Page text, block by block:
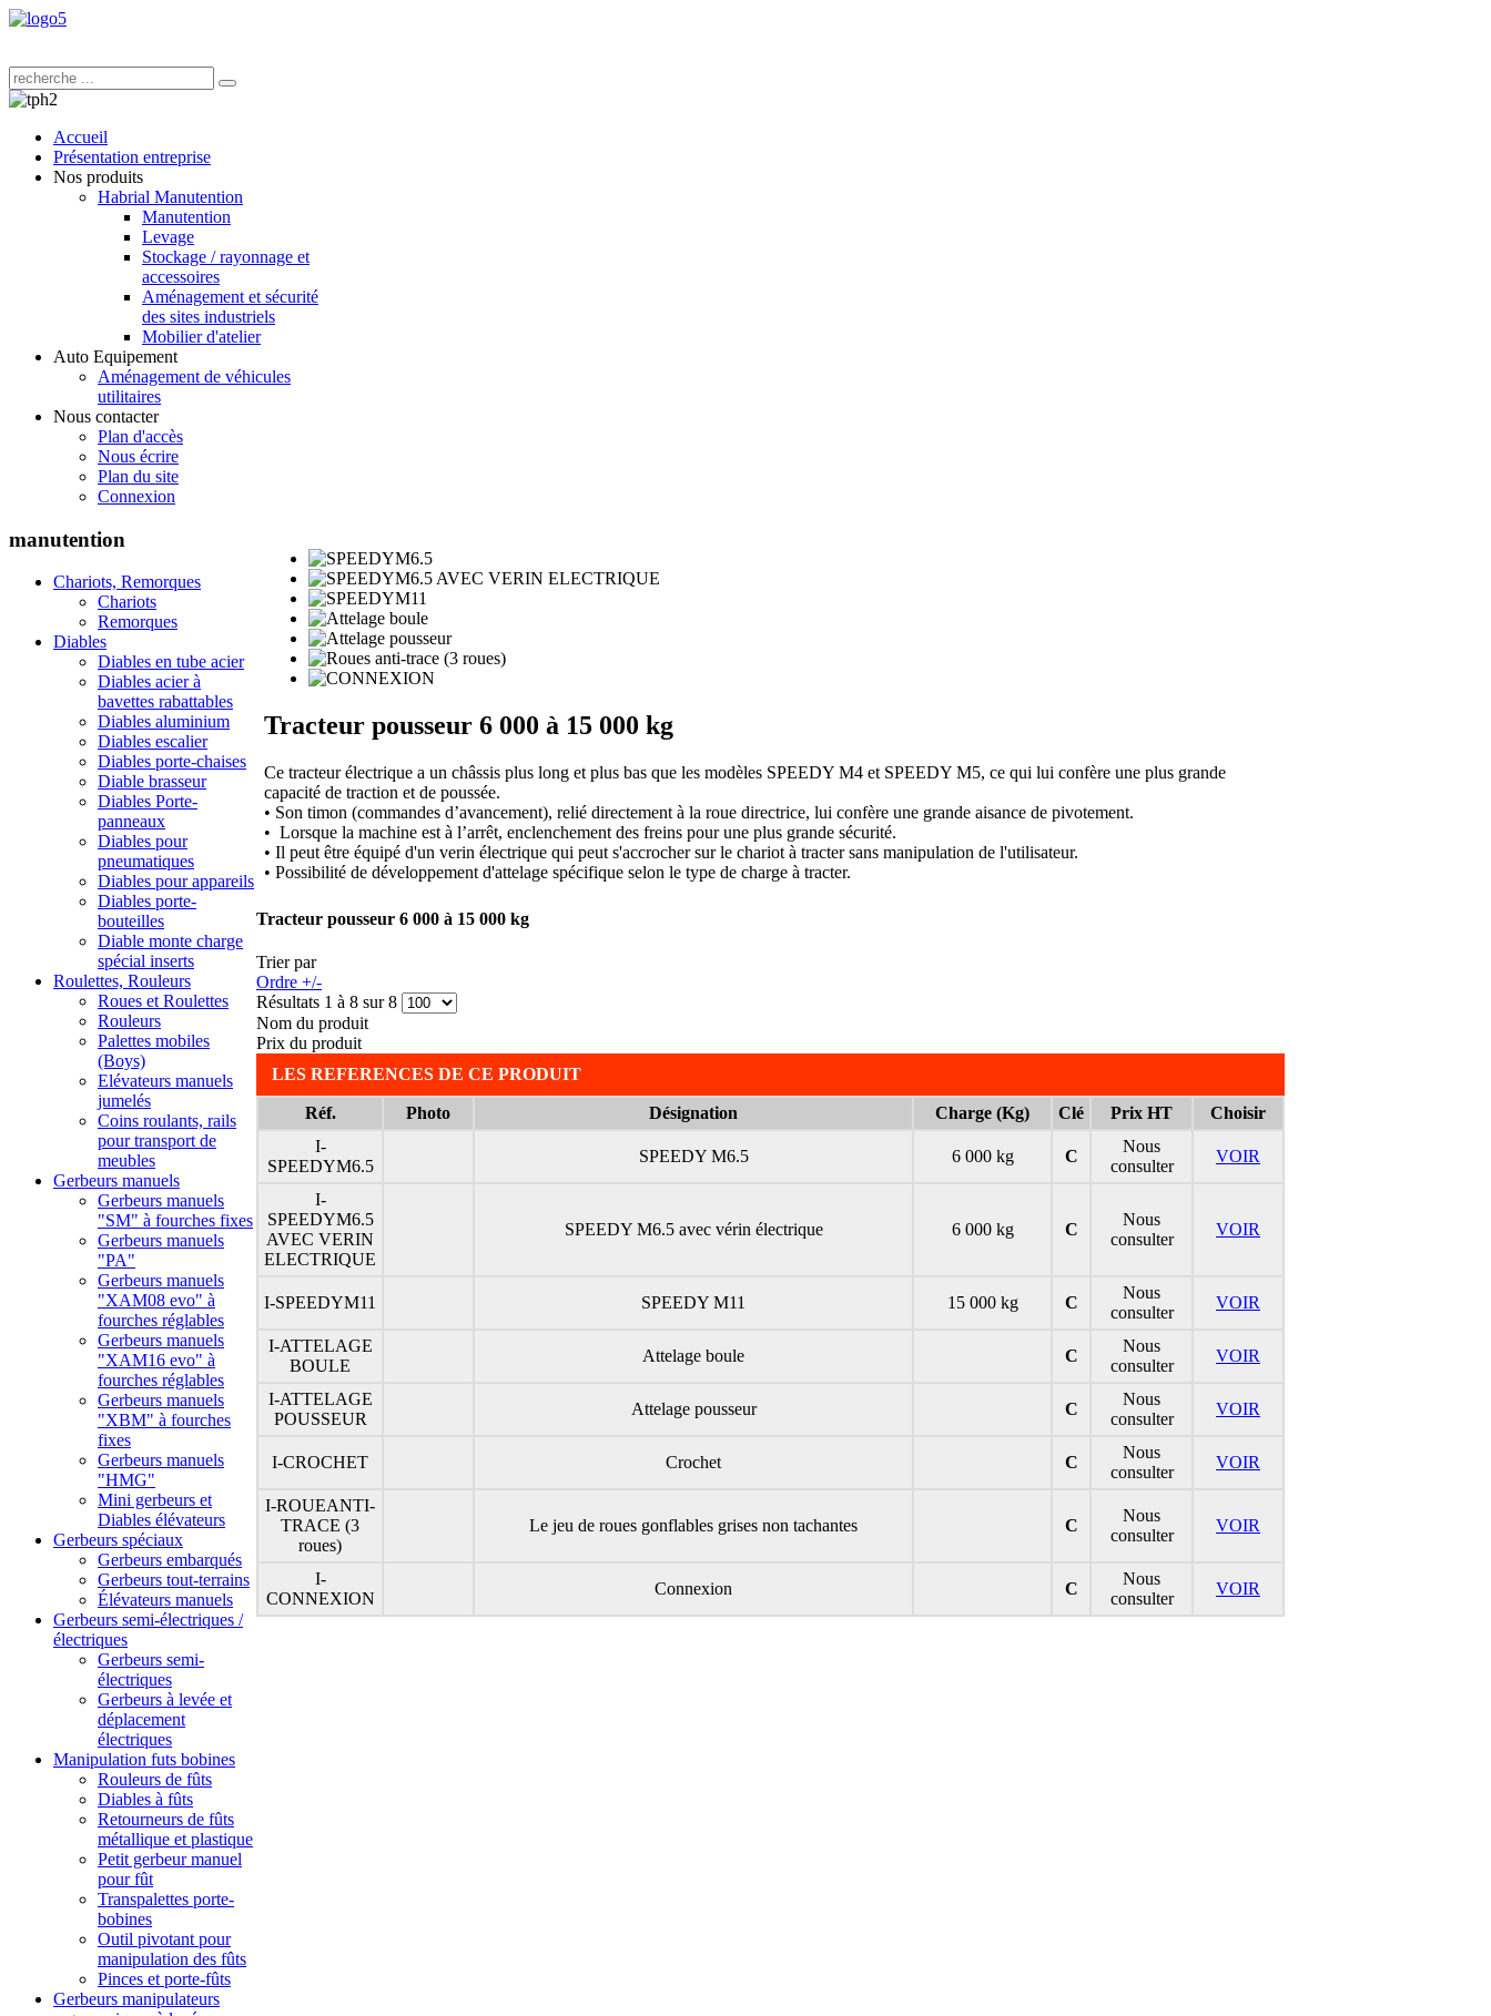
Accueil
Présentation entreprise
Nos produits
Habrial Manutention
Manutention
Levage
Stockage / rayonnage et
accessoires
Aménagement et sécurité
des sites industriels
Mobilier d'atelier
Auto Equipement
Aménagement de véhicules
utilitaires
Nous contacter
Plan d'accès
Nous écrire
Plan du site
Connexion
Tracteur pousseur 6 000 à 15 000 kg
Ce tracteur électrique a un châssis plus long et plus bas que les modèles SPEEDY M4 et SPEEDY M5, ce qui lui confère une plus grande
capacité de traction et de poussée.
• Son timon (commandes d’avancement), relié directement à la roue directrice, lui confère une grande aisance de pivotement.
• Lorsque la machine est à l’arrêt, enclenchement des freins pour une plus grande sécurité.
• Il peut être équipé d'un verin électrique qui peut s'accrocher sur le chariot à tracter sans manipulation de l'utilisateur.
• Possibilité de développement d'attelage spécifique selon le type de charge à tracter.
Tracteur pousseur 6 000 à 15 000 kg
Trier par
Ordre +/-
Résultats 1 à 8 sur 8
Nom du produit
Prix du produit
LES REFERENCES DE CE PRODUIT
Réf. Photo Désignation Charge (Kg) Clé Prix HT
Choisir
I-
SPEEDYM6.5
SPEEDY M6.5 6 000 kg C
Nous
consulter
VOIR
I-
SPEEDYM6.5
AVEC VERIN
ELECTRIQUE
SPEEDY M6.5 avec vérin électrique 6 000 kg C
Nous
consulter
VOIR
I-SPEEDYM11 SPEEDY M11 15 000 kg C
Nous
consulter
VOIR
I-ATTELAGE
BOULE
Attelage boule C
Nous
consulter
VOIR
I-ATTELAGE
POUSSEUR
Attelage pousseur C
Nous
consulter
VOIR
I-CROCHET Crochet C
Nous
consulter
VOIR
I-ROUEANTI-
TRACE (3
roues)
Le jeu de roues gonflables grises non tachantes C
Nous
consulter
VOIR
I-
CONNEXION
Connexion C
Nous
consulter
VOIR
manutention
Chariots, Remorques
Chariots
Remorques
Diables
Diables en tube acier
Diables acier à
bavettes rabattables
Diables aluminium
Diables escalier
Diables porte-chaises
Diable brasseur
Diables Porte-
panneaux
Diables pour
pneumatiques
Diables pour appareils
Diables porte-
bouteilles
Diable monte charge
spécial inserts
Roulettes, Rouleurs
Roues et Roulettes
Rouleurs
Palettes mobiles
(Boys)
Elévateurs manuels
jumelés
Coins roulants, rails
pour transport de
meubles
Gerbeurs manuels
Gerbeurs manuels
"SM" à fourches fixes
Gerbeurs manuels
"PA"
Gerbeurs manuels
"XAM08 evo" à
fourches réglables
Gerbeurs manuels
"XAM16 evo" à
fourches réglables
Gerbeurs manuels
"XBM" à fourches
fixes
Gerbeurs manuels
"HMG"
Mini gerbeurs et
Diables élévateurs
Gerbeurs spéciaux
Gerbeurs embarqués
Gerbeurs tout-terrains
Élévateurs manuels
Gerbeurs semi-électriques /
électriques
Gerbeurs semi-
électriques
Gerbeurs à levée et
déplacement
électriques
Manipulation futs bobines
Rouleurs de fûts
Diables à fûts
Retourneurs de fûts
métallique et plastique
Petit gerbeur manuel
pour fût
Transpalettes porte-
bobines
Outil pivotant pour
manipulation des fûts
Pinces et porte-fûts
Gerbeurs manipulateurs